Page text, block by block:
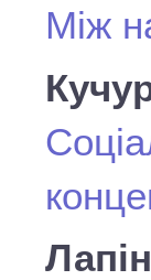
Між